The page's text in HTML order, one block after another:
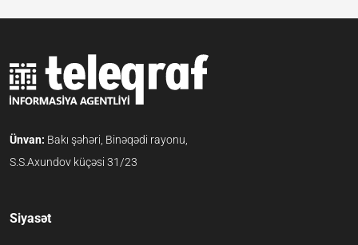
Ünvan: Bakı şəhəri, Binəqədi rayonu,
S.S.Axundov küçəsi 31/23
Siyasət